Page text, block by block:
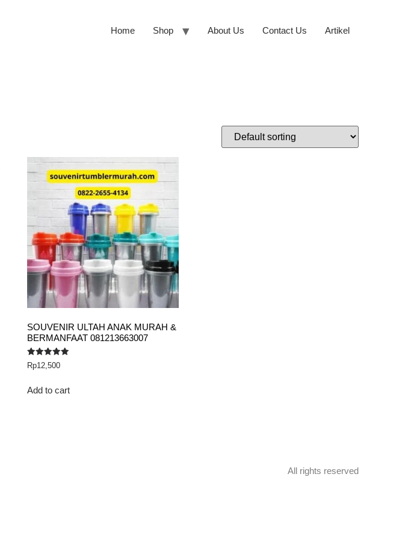
Home Shop About Us Contact Us Artikel
SOUVENIR ULTAH ANAK MURAH &
BERMANFAAT 081213663007
Rated
5.00
Rp12,500
Add to cart
All rights reserved